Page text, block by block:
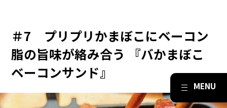
＃7 プリプリかまぼこにベーコン
脂の旨味が絡み合う 『バかまぼこ
ベーコンサンド』